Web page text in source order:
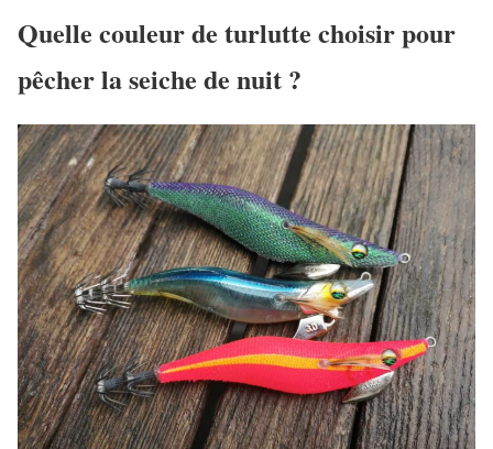
Quelle couleur de turlutte choisir pour
pêcher la seiche de nuit ?